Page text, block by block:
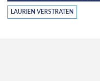
LAURIEN VERSTRATEN